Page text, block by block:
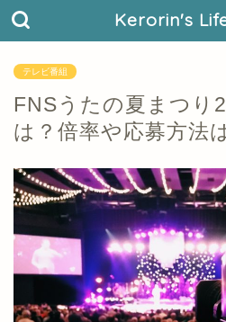
Kerorin's
テレビ番組
FNSうたの夏まつり
は？倍率や応募方法